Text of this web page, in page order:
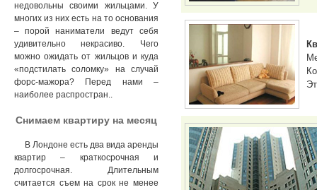
недовольны своими жильцами. У
многих из них есть на то основания
– порой наниматели ведут себя
удивительно некрасиво. Чего
можно ожидать от жильцов и куда
«подстилать соломку» на случай
форс-мажора? Перед нами –
наиболее распростран..
Снимаем квартиру на месяц
В Лондоне есть два вида аренды
квартир – краткосрочная и
долгосрочная. Длительным
считается съем на срок не менее